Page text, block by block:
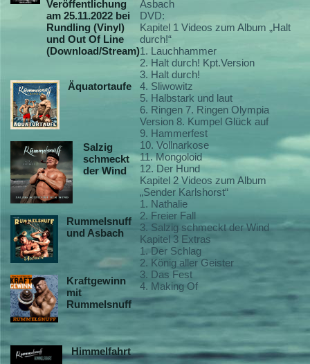
Veröffentlichung
am 25.11.2022 bei
Rundling (Vinyl)
und Out Of Line
(Download/Stream)
Äquatortaufe
Salzig
schmeckt
der Wind
Rummelsnuff
und Asbach
Kraftgewinn
mit
Rummelsnuff
Himmelfahrt
Asbach
DVD:
Kapitel 1 Videos zum Album „Halt
durch!“
1. Lauchhammer
2. Halt durch! Kpt.Version
3. Halt durch!
4. Sliwowitz
5. Halbstark und laut
6. Ringen 7. Ringen Olympia
Version 8. Kumpel Glück auf
9. Hammerfest
10. Vollnarkose
11. Mongoloid
12. Der Hund
Kapitel 2 Videos zum Album
„Sender Karlshorst“
1. Nathalie
2. Freier Fall
3. Salzig schmeckt der Wind
Kapitel 3 Extras
1. Der Schlag
2. König aller Geister
3. Das Fest
4. Making Of